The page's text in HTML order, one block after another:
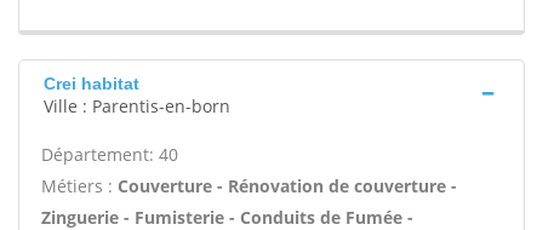
Crei habitat
Ville : Parentis-en-born
Département: 40
Métiers : Couverture - Rénovation de couverture -
Zinguerie - Fumisterie - Conduits de Fumée -